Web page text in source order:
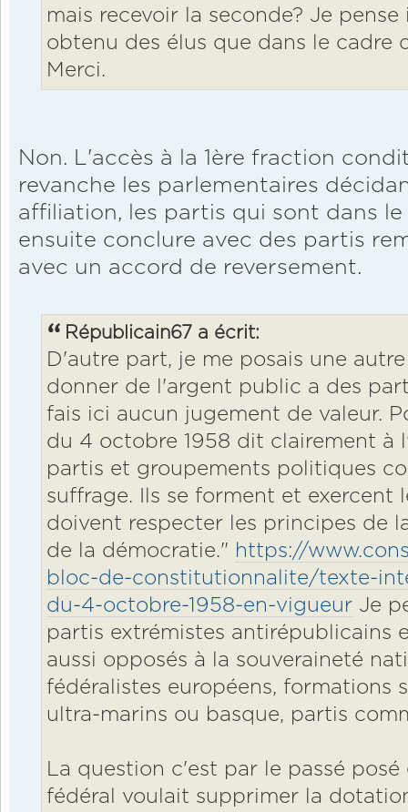
mais recevoir la seconde? Je
obtenu des élus que dans le cadre
Merci.
Non. L'accès à la 1ère fraction
revanche les parlementaires
affiliation, les partis qui sont dans
ensuite conclure avec des partis
avec un accord de reversement.
Républicain67 a écrit:
D'autre part, je me posais une
donner de l'argent public a des
fais ici aucun jugement de valeur.
du 4 octobre 1958 dit clairement à
partis et groupements politiques
suffrage. Ils se forment et exercent
doivent respecter les principes de
de la démocratie." https://
bloc-de-constitutionnalite/texte-
du-4-octobre-1958-en-vigueur Je
partis extrémistes antirépublicains
aussi opposés à la souveraineté
fédéralistes européens, formations
ultra-marins ou basque, partis
La question c'est par le passé
fédéral voulait supprimer la